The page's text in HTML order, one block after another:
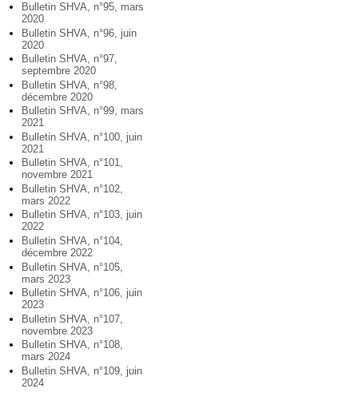
Bulletin SHVA, n°95, mars
2020
Bulletin SHVA, n°96, juin
2020
Bulletin SHVA, n°97,
septembre 2020
Bulletin SHVA, n°98,
décembre 2020
Bulletin SHVA, n°99, mars
2021
Bulletin SHVA, n°100, juin
2021
Bulletin SHVA, n°101,
novembre 2021
Bulletin SHVA, n°102,
mars 2022
Bulletin SHVA, n°103, juin
2022
Bulletin SHVA, n°104,
décembre 2022
Bulletin SHVA, n°105,
mars 2023
Bulletin SHVA, n°106, juin
2023
Bulletin SHVA, n°107,
novembre 2023
Bulletin SHVA, n°108,
mars 2024
Bulletin SHVA, n°109, juin
2024